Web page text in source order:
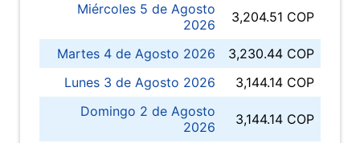
Miércoles 5 de Agosto
2026
3,204.51 COP
Martes 4 de Agosto 2026
3,230.44 COP
Lunes 3 de Agosto 2026
3,144.14 COP
Domingo 2 de Agosto
2026
3,144.14 COP